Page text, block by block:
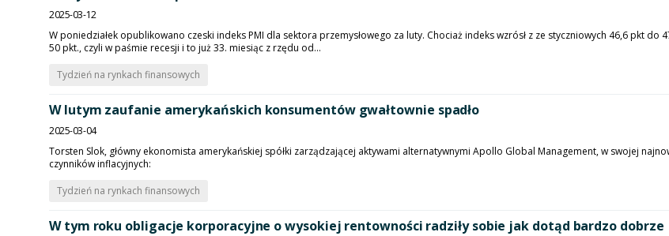
2025-03-12
W poniedziałek opublikowano czeski indeks PMI dla sektora przemysłowego za luty. Chociaż indeks wzrósł z ze styczniowych 46,6 pkt
50 pkt., czyli w paśmie recesji i to już 33. miesiąc z rzędu od...
Tydzień na rynkach finansowych
W lutym zaufanie amerykańskich konsumentów gwałtownie spadło
2025-03-04
Torsten Slok, główny ekonomista amerykańskiej spółki zarządzającej aktywami alternatywnymi Apollo Global Management, w swojej
czynników inflacyjnych:
Tydzień na rynkach finansowych
W tym roku obligacje korporacyjne o wysokiej rentowności radziły sobie jak dotąd bardzo dobrze